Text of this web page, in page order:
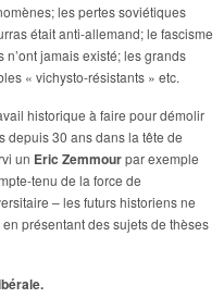
les pertes soviétiques
était anti-allemand; le fascisme
jamais existé; les grands
« vichysto-résistants » etc.
historique à faire pour démolir
depuis 30 ans dans la tête de
un Eric Zemmourpar exemple
tenu de la force de
– les futurs historiens ne
présentant des sujets de thèses